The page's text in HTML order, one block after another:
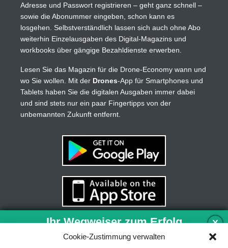
Cookie-Zustimmung verwalten
Adresse und Passwort registrieren – geht ganz schnell –
sowie die Abonummer eingeben, schon kann es
losgehen. Selbstverständlich lassen sich auch ohne Abo
weiterhin Einzelausgaben des Digital-Magazins und
workbooks über gängige Bezahldienste erwerben.
Lesen Sie das Magazin für die Drone-Economy wann und
wo Sie wollen. Mit der Drones-App für Smartphones und
Tablets haben Sie die digitalen Ausgaben immer dabei
und sind stets nur ein paar Fingertipps von der
unbemannten Zukunft entfernt.
X
Ihr Wegweiser zum Erfolg